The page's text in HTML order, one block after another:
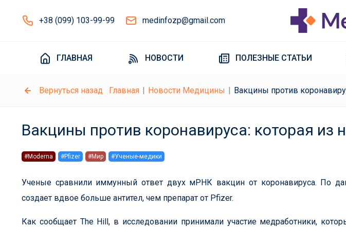
+38 (099) 103-99-99 medinfozp@gmail.com
ГЛАВНАЯ НОВОСТИ ПОЛЕЗНЫЕ СТАТЬИ
Вернуться назад Главная Новости Медицины Вакцины против
Вакцины против коронавируса: которая из
#Moderna #Pfizer #Мир #Ученые-медики
Ученые сравнили иммунный ответ двух мРНК вакцин от коронавируса. По
создает вдвое больше антител, чем препарат от Pfizer.
Как сообщает The Hill, в исследовании принимали участие медработники,